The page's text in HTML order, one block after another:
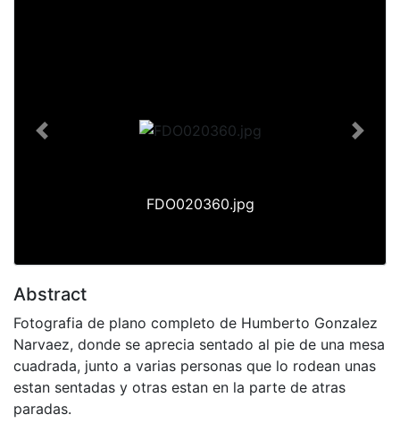
FDO020360.jpg
Previous Next
Abstract
Fotografia de plano completo de Humberto Gonzalez
Narvaez, donde se aprecia sentado al pie de una mesa
cuadrada, junto a varias personas que lo rodean unas
estan sentadas y otras estan en la parte de atras
paradas.